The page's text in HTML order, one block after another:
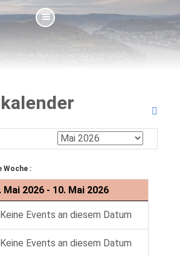
Woche :
Mai 2026 - 10. Mai 2026
Keine Events an diesem Datum
Keine Events an diesem Datum